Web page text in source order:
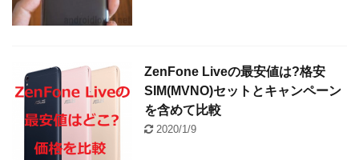
ZenFone Liveの最安値は?格安
SIM(MVNO)セットとキャンペーン
を含めて比較
2020/1/9